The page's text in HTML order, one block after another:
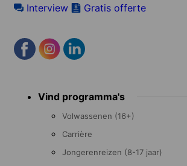
Interview Gratis offerte
menuVind programma's
Volwassenen (16+)
Carrière
Jongerenreizen (8-17 jaar)